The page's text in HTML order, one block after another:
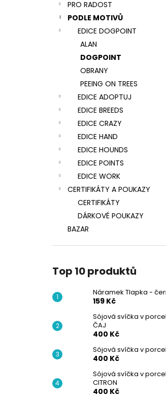
PRO RADOST
PODLE MOTIVŮ
EDICE DOGPOINT
ALAN
DOGPOINT
OBRANY
PEEING ON TREES
EDICE ADOPTUJ
EDICE BREEDS
EDICE CRAZY
EDICE HAND
EDICE HOUNDS
EDICE POINTS
EDICE WORK
CERTIFIKÁTY A POUKAZY
CERTIFIKÁTY
DÁRKOVÉ POUKAZY
BAZAR
Top 10 produktů
Náramek Tlapka -
159 Kč
Sójová svíčka v
ČAJ
400 Kč
Sójová svíčka v
400 Kč
Sójová svíčka v
CITRON
400 Kč
NÁRAMEK TLAPKA - ČERNÁ
159 Kč